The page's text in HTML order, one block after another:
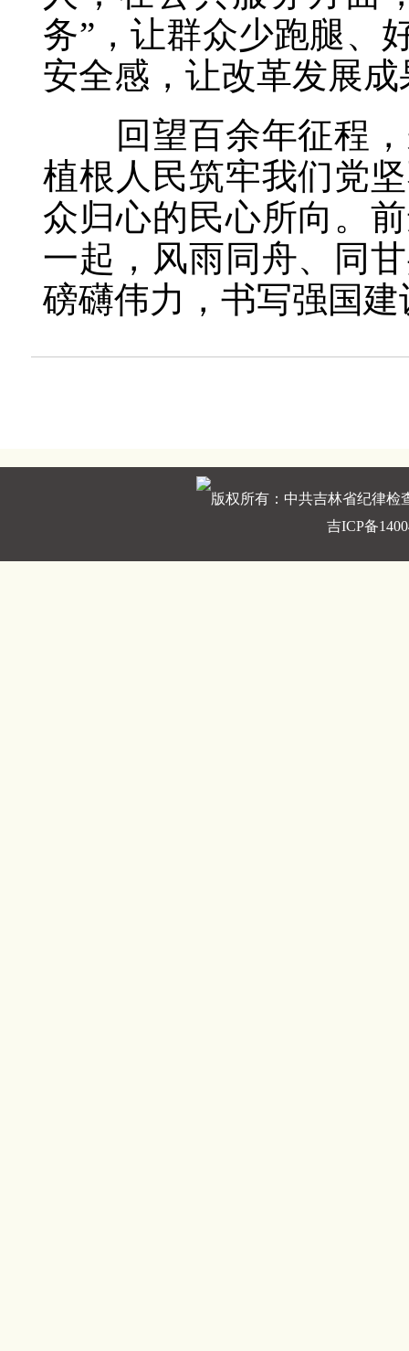
务”，让群众少跑腿、
安全感，让改革发展
回望百余年征程，
植根人民筑牢我们党
众归心的民心所向。
一起，风雨同舟、同
磅礴伟力，书写强国
版权所有：中共吉林省纪律检
吉ICP备